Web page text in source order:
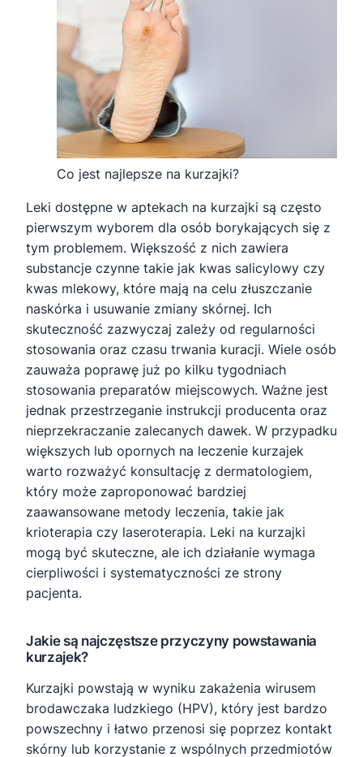
Co jest najlepsze na kurzajki?
Leki dostępne w aptekach na kurzajki są często
pierwszym wyborem dla osób borykających się z
tym problemem. Większość z nich zawiera
substancje czynne takie jak kwas salicylowy czy
kwas mlekowy, które mają na celu złuszczanie
naskórka i usuwanie zmiany skórnej. Ich
skuteczność zazwyczaj zależy od regularności
stosowania oraz czasu trwania kuracji. Wiele osób
zauważa poprawę już po kilku tygodniach
stosowania preparatów miejscowych. Ważne jest
jednak przestrzeganie instrukcji producenta oraz
nieprzekraczanie zalecanych dawek. W przypadku
większych lub opornych na leczenie kurzajek
warto rozważyć konsultację z dermatologiem,
który może zaproponować bardziej
zaawansowane metody leczenia, takie jak
krioterapia czy laseroterapia. Leki na kurzajki
mogą być skuteczne, ale ich działanie wymaga
cierpliwości i systematyczności ze strony
pacjenta.
Jakie są najczęstsze przyczyny powstawania
kurzajek?
Kurzajki powstają w wyniku zakażenia wirusem
brodawczaka ludzkiego (HPV), który jest bardzo
powszechny i łatwo przenosi się poprzez kontakt
skórny lub korzystanie z wspólnych przedmiotów